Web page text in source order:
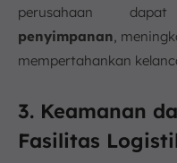
perusahaan
penyimpanan,
mempertahankan
3. Keamanan
Fasilitas